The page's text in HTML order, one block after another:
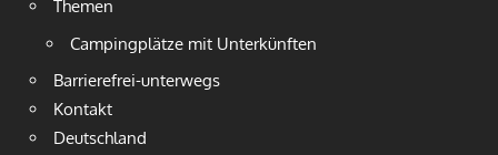
Themen
Campingplätze mit Unterkünften
Barrierefrei-unterwegs
Kontakt
Deutschland